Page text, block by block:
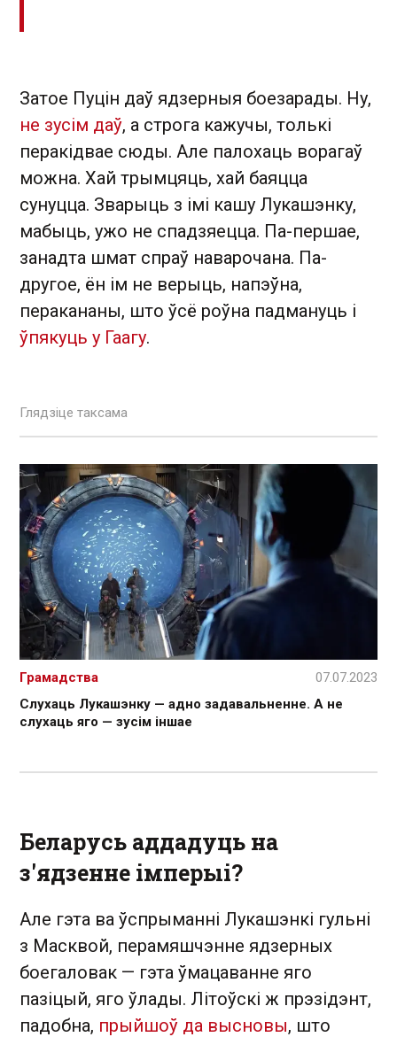
Затое Пуцін даў ядзерныя боезарады. Ну,
не зусім даў, а строга кажучы, толькі
перакідвае сюды. Але палохаць ворагаў
можна. Хай трымцяць, хай баяцца
сунуцца. Зварыць з імі кашу Лукашэнку,
мабыць, ужо не спадзяецца. Па-першае,
занадта шмат спраў наварочана. Па-
другое, ён ім не верыць, напэўна,
перакананы, што ўсё роўна падмануць і
ўпякуць у Гаагу.
Глядзіце таксама
Слухаць Лукашэнку — адно задавальненне. А не
слухаць яго — зусім іншае
Грамадства 07.07.2023
Беларусь аддадуць на
з'ядзенне імперыі?
Але гэта ва ўспрыманні Лукашэнкі гульні
з Масквой, перамяшчэнне ядзерных
боегаловак — гэта ўмацаванне яго
пазіцый, яго ўлады. Літоўскі ж прэзідэнт,
падобна, прыйшоў да высновы, што